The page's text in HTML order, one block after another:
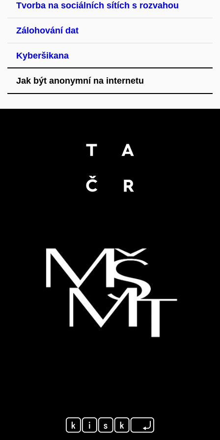
Tvorba na sociálních sítích s rozvahou
Zálohování dat
Kyberšikana
Jak být anonymní na internetu